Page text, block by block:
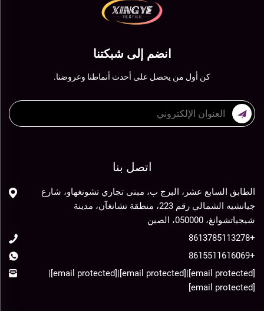
انضم إلى شبكتنا
كن أول من يحصل على أحدث أنماطنا وعروضنا.
اتصل بنا
الطابق السابع عشر، البرج ب، مبنى تجاري تشونغهاو، شارع
جيانشيه الشمالي رقم 223، منطقة تشانغآن، مدينة
شيجياتشوانغ، 050000، الصين
+8613785113278
+8615511616069
[email protected]
|
[email protected]
|
[email protected]
|
[email protected]